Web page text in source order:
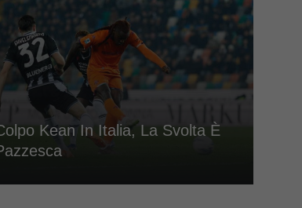
Kean In Italia, La Svolta È